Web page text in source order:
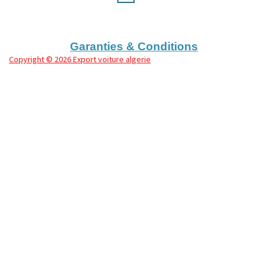
Garanties & Conditions
Copyright© 2026 Export voiture algerie